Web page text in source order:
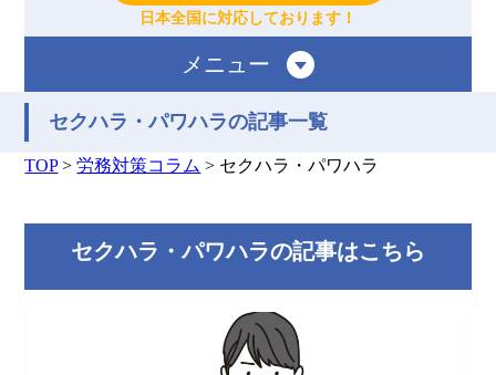
日本全国に対応しております！
メニュー
セクハラ・パワハラの記事一覧
TOP>労務対策コラム > セクハラ・パワハラ
セクハラ・パワハラの記事はこちら